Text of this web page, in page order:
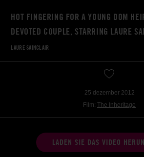
HOT FINGERING FOR A YOUNG DOM
DEVOTED COUPLE, STARRING LAURE
LAURE SAINCLAIR
25 dezember 2012
Film: The Inheritage
LADEN SIE DAS VIDEO